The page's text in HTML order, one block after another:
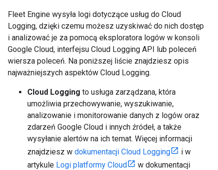
Fleet Engine wysyła logi dotyczące usług do Cloud
Logging, dzięki czemu możesz uzyskiwać do nich dostęp
i analizować je za pomocą eksploratora logów w konsoli
Google Cloud, interfejsu Cloud Logging API lub poleceń
wiersza poleceń. Na poniższej liście znajdziesz opis
najważniejszych aspektów Cloud Logging.
Cloud Logging to usługa zarządzana, która
umożliwia przechowywanie, wyszukiwanie,
analizowanie i monitorowanie danych z logów oraz
zdarzeń Google Cloud i innych źródeł, a także
wysyłanie alertów na ich temat. Więcej informacji
znajdziesz w dokumentacji Cloud Logging
i w
artykule Logi platformy Cloud
w dokumentacji